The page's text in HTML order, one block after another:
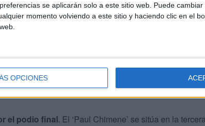
se aplicarán solo a este sitio web. Puede
momento volviendo a este sitio y haciendo clic en el
OPCIONES
que suma un segundo y un tercer puesto,
por los barcos que no pudieron
de Gibraltar.
el podio final. El ‘Paul Chimene’ se sitúa en la tercera